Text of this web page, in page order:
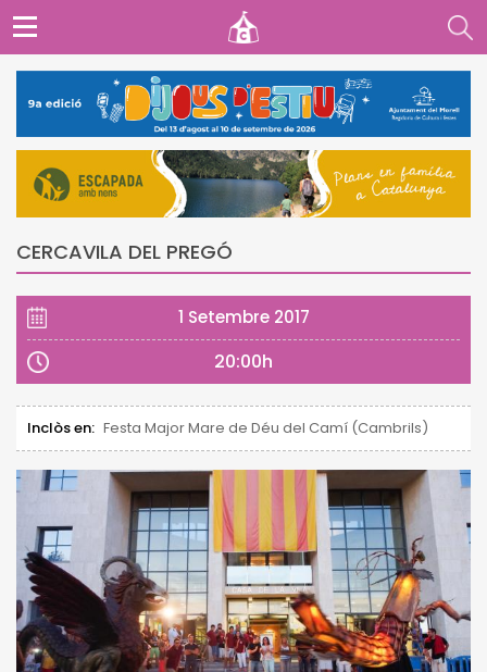
CERCAVILA DEL PREGÓ
1 Setembre 2017
20:00h
Inclòs en: Festa Major Mare de Déu del Camí (Cambrils)